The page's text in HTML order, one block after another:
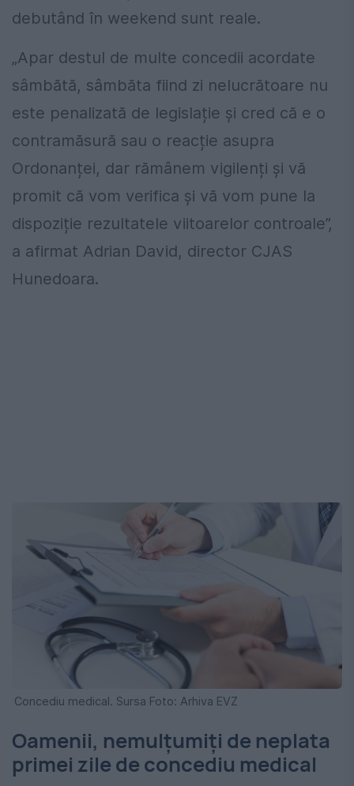
debutând în weekend sunt reale.
„Apar destul de multe concedii acordate
sâmbătă, sâmbăta fiind zi nelucrătoare nu
este penalizată de legislație și cred că e o
contramăsură sau o reacție asupra
Ordonanței, dar rămânem vigilenți și vă
promit că vom verifica și vă vom pune la
dispoziție rezultatele viitoarelor controale”,
a afirmat Adrian David, director CJAS
Hunedoara.
Concediu medical. Sursa Foto: Arhiva EVZ
Oamenii, nemulțumiți de neplata
primei zile de concediu medical